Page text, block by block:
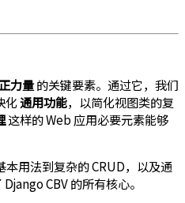
力量的关键要素。通过它，我们
化通用功能，以简化视图类的复
这样的 Web 应用必要元素能够
本用法到复杂的 CRUD，以及通
CBV 的所有核心。